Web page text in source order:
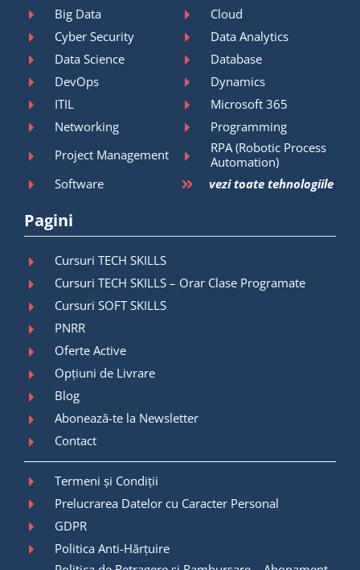
Big Data
Cloud
Cyber Security
Data Analytics
Data Science
Database
DevOps
Dynamics
ITIL
Microsoft 365
Networking
Programming
Project Management
RPA (Robotic Process
Automation)
Software
vezi toate tehnologiile
Pagini
Cursuri TECH SKILLS
Cursuri TECH SKILLS – Orar Clase Programate
Cursuri SOFT SKILLS
PNRR
Oferte Active
Opțiuni de Livrare
Blog
Abonează-te la Newsletter
Contact
Termeni și Condiții
Prelucrarea Datelor cu Caracter Personal
GDPR
Politica Anti-Hărțuire